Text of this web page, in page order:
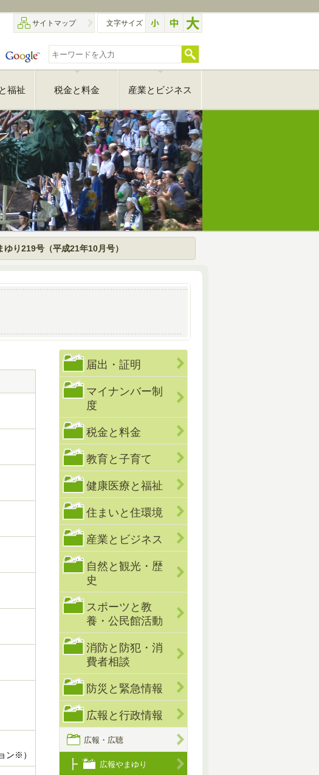
サイトマップ 文字サイズ
福祉 税金と料金 産業とビジネス
ゆり219号（平成21年10月号）
ン※）
届出・証明
マイナンバー制
度
税金と料金
教育と子育て
健康医療と福祉
住まいと住環境
産業とビジネス
自然と観光・歴
史
スポーツと教
養・公民館活動
消防と防犯・消
費者相談
防災と緊急情報
広報と行政情報
広報・広聴
広報やまゆり